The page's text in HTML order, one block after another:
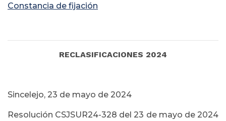
Constancia de fijación
RECLASIFICACIONES 2024
Sincelejo, 23 de mayo de 2024
Resolución CSJSUR24-328 del 23 de mayo de 2024